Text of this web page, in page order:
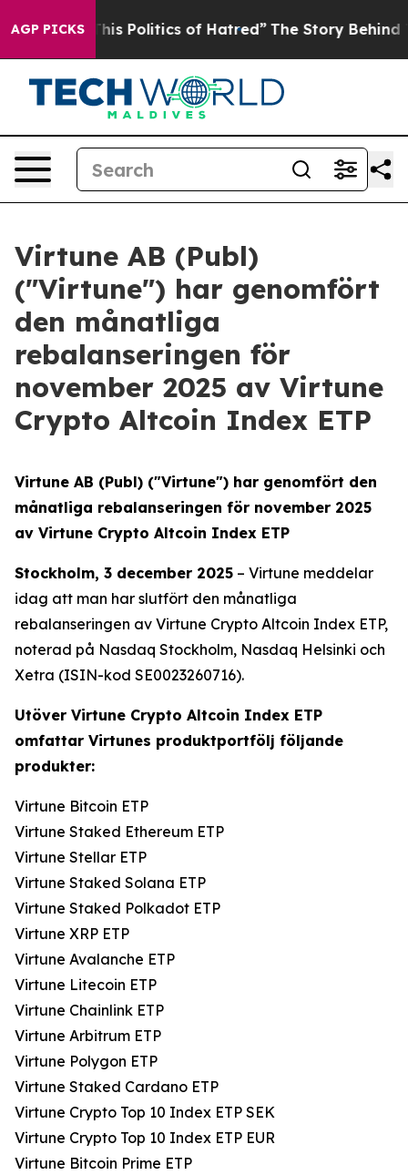
AGP PICKS
of This Politics of Hatred” The Story Behind
Virtune AB (Publ)
("Virtune") har genomfört
den månatliga
rebalanseringen för
november 2025 av Virtune
Crypto Altcoin Index ETP
Virtune AB (Publ) ("Virtune") har genomfört den
månatliga rebalanseringen för november 2025
av Virtune Crypto Altcoin Index ETP
Stockholm, 3 december 2025 – Virtune meddelar
idag att man har slutfört den månatliga
rebalanseringen av Virtune Crypto Altcoin Index ETP,
noterad på Nasdaq Stockholm, Nasdaq Helsinki och
Xetra (ISIN-kod SE0023260716).
Utöver Virtune Crypto Altcoin Index ETP
omfattar Virtunes produktportfölj följande
produkter:
Virtune Bitcoin ETP
Virtune Staked Ethereum ETP
Virtune Stellar ETP
Virtune Staked Solana ETP
Virtune Staked Polkadot ETP
Virtune XRP ETP
Virtune Avalanche ETP
Virtune Litecoin ETP
Virtune Chainlink ETP
Virtune Arbitrum ETP
Virtune Polygon ETP
Virtune Staked Cardano ETP
Virtune Crypto Top 10 Index ETP SEK
Virtune Crypto Top 10 Index ETP EUR
Virtune Bitcoin Prime ETP